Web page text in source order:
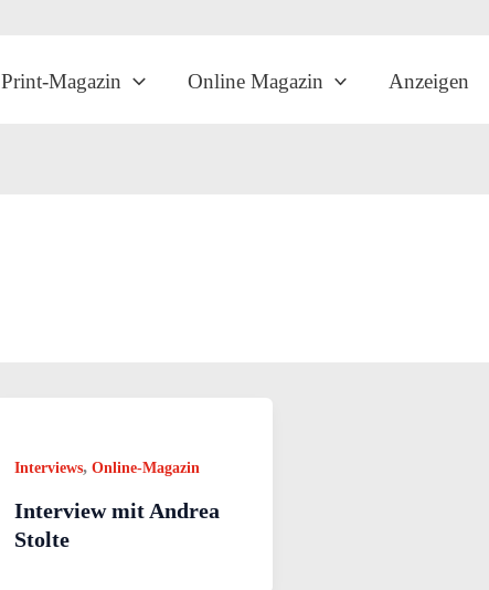
Print-Magazin Online Magazin Anzeigen
Interviews, Online-Magazin
Interview mit Andrea
Stolte